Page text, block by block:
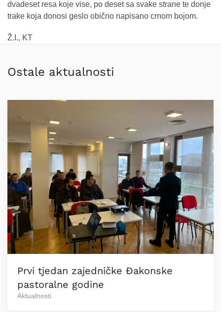
dvadeset resa koje vise, po deset sa svake strane te donje
trake koja donosi geslo obično napisano crnom bojom.
Ž.I., KT
Ostale aktualnosti
Prvi tjedan zajedničke Đakonske
pastoralne godine
Aktualnosti